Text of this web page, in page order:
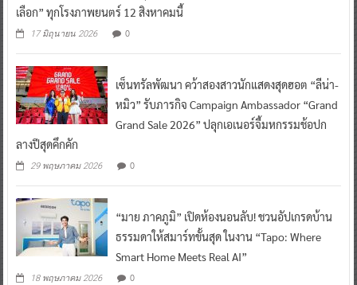
เลือก” ทุกโรงภาพยนตร์ 12 สิงหาคมนี้
17 มิถุนายน 2026 0
เซ็นทรัลพัฒนา คว้าสองสาวนักแสดงสุดฮอต “ลีน่า-
หมิว” รับภารกิจ Campaign Ambassador “Grand
Grand Sale 2026” ปลุกเอเนอร์จี้มหกรรมช้อปก
ลางปีสุดคึกคัก
29 พฤษภาคม 2026 0
“มาย ภาคภูมิ” เปิดห้องนอนลับ! ชวนอัปเกรดบ้าน
ธรรมดาให้สมาร์ทขั้นสุด ในงาน “Tapo: Where
Smart Home Meets Real AI”
18 พฤษภาคม 2026 0